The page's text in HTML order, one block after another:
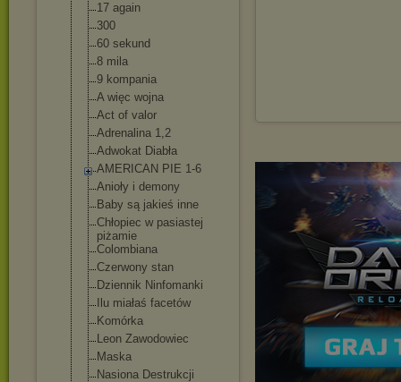
17 again
300
60 sekund
8 mila
9 kompania
A więc wojna
Act of valor
Adrenalina 1,2
Adwokat Diabła
AMERICAN PIE 1-6
Anioły i demony
Baby są jakieś inne
Chłopiec w pasiastej
piżamie
Colombiana
Czerwony stan
Dziennik Ninfomanki
Ilu miałaś facetów
Komórka
Leon Zawodowiec
Maska
Nasiona Destrukcji